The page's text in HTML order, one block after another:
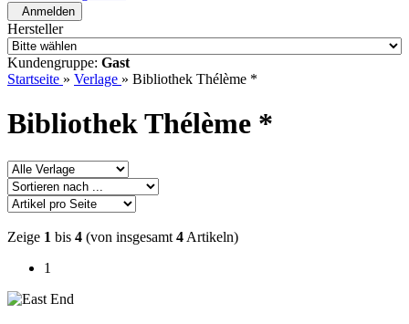
Anmelden
Hersteller
Kundengruppe: Gast
Startseite » Verlage » Bibliothek Thélème *
Bibliothek Thélème *
Zeige 1 bis 4 (von insgesamt 4 Artikeln)
1